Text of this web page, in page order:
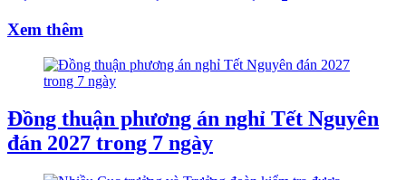
Xem thêm
Đồng thuận phương án nghỉ Tết Nguyên
đán 2027 trong 7 ngày